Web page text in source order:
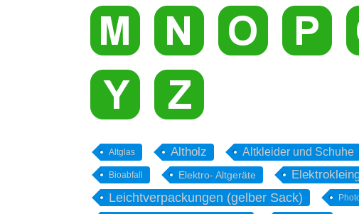
Altglas Altholz Altkleider und Schuhe
Bioabfall Elektro- Altgeräte
Leichtverpackungen (gelber Sack)